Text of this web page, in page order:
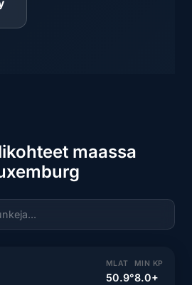
maassa
MLAT
50.9°
MIN KP
8.0+